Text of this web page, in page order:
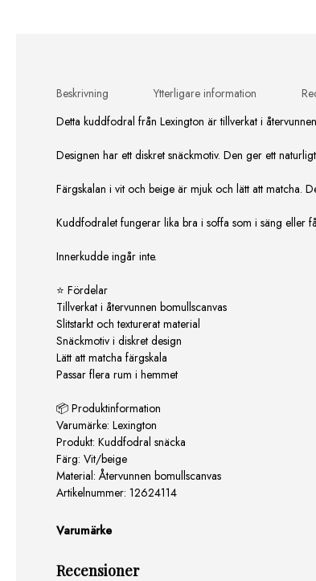
Beskrivning Ytterligare information
Detta kuddfodral från Lexington är tillverkat i
Designen har ett diskret snäckmotiv. Den ger ett
Färgskalan i vit och beige är mjuk och lätt att matcha.
Kuddfodralet fungerar lika bra i soffa som i säng eller
Innerkudde ingår inte.
⭐ Fördelar
Tillverkat i återvunnen bomullscanvas
Slitstarkt och texturerat material
Snäckmotiv i diskret design
Lätt att matcha färgskala
Passar flera rum i hemmet
📦 Produktinformation
Varumärke: Lexington
Produkt: Kuddfodral snäcka
Färg: Vit/beige
Material: Återvunnen bomullscanvas
Artikelnummer: 12624114
Varumärke
Recensioner